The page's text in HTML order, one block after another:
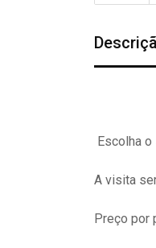
Escolha o
A visita
Preço por